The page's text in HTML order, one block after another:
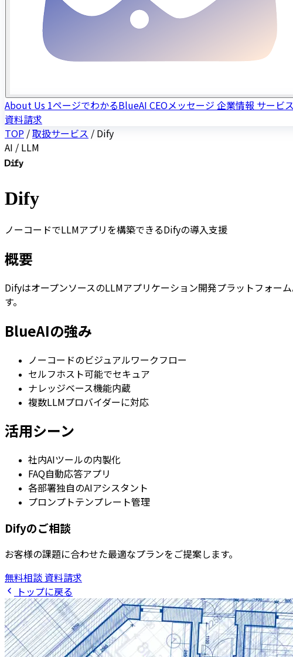
About Us 1ページでわかるBlueAI CEOメッセージ 企業情報 サービス
資料請求
TOP /取扱サービス / Dify
AI / LLM
Dify
ノーコードでLLMアプリを構築できるDifyの導入支援
概要
DifyはオープンソースのLLMアプリケーション開発プラットフォー
す。
BlueAIの強み
ノーコードのビジュアルワークフロー
セルフホスト可能でセキュア
ナレッジベース機能内蔵
複数LLMプロバイダーに対応
活用シーン
社内AIツールの内製化
FAQ自動応答アプリ
各部署独自のAIアシスタント
プロンプトテンプレート管理
Difyのご相談
お客様の課題に合わせた最適なプランをご提案します。
無料相談 資料請求
トップに戻る